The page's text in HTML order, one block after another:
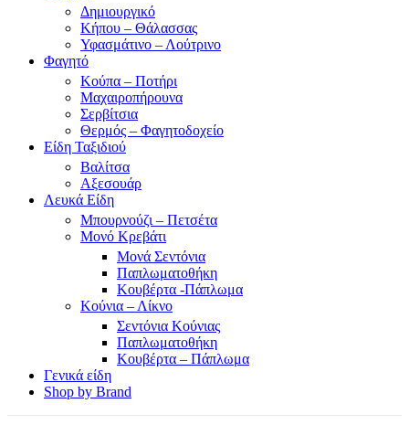
Δημιουργικό
Κήπου – Θάλασσας
Υφασμάτινο – Λούτρινο
Φαγητό
Κούπα – Ποτήρι
Μαχαιροπήρουνα
Σερβίτσια
Θερμός – Φαγητοδοχείο
Είδη Ταξιδιού
Βαλίτσα
Αξεσουάρ
Λευκά Είδη
Μπουρνούζι – Πετσέτα
Μονό Κρεβάτι
Μονά Σεντόνια
Παπλωματοθήκη
Κουβέρτα -Πάπλωμα
Κούνια – Λίκνο
Σεντόνια Κούνιας
Παπλωματοθήκη
Κουβέρτα – Πάπλωμα
Γενικά είδη
Shop by Brand